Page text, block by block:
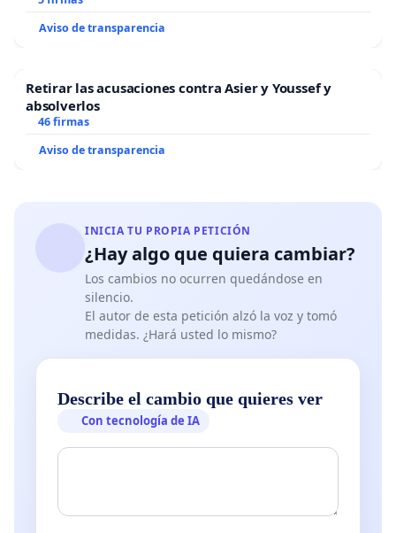
Aviso de transparencia
Retirar las acusaciones contra Asier y Youssef y
absolverlos
46 firmas
Aviso de transparencia
INICIA TU PROPIA PETICIÓN
¿Hay algo que quiera cambiar?
Los cambios no ocurren quedándose en
silencio.
El autor de esta petición alzó la voz y tomó
medidas. ¿Hará usted lo mismo?
Describe el cambio que quieres ver
Con tecnología de IA